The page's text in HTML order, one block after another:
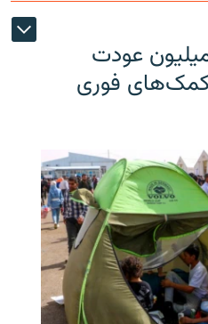
بازگشت؛ ۲.۷ میلیون عودت
کمک‌های فوری